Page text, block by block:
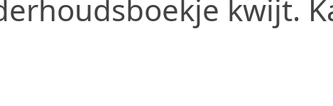
kwijt.